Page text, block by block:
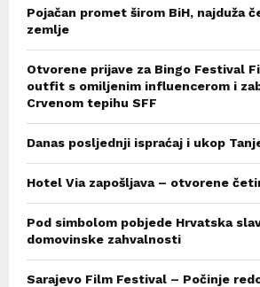
Pojačan promet širom BiH, najduža
zemlje
Otvorene prijave za Bingo Festival
outfit s omiljenim influencerom i
Crvenom tepihu SFF
Danas posljednji ispraćaj i ukop
Hotel Via zapošljava – otvorene
Pod simbolom pobjede Hrvatska
domovinske zahvalnosti
Sarajevo Film Festival – Počinje